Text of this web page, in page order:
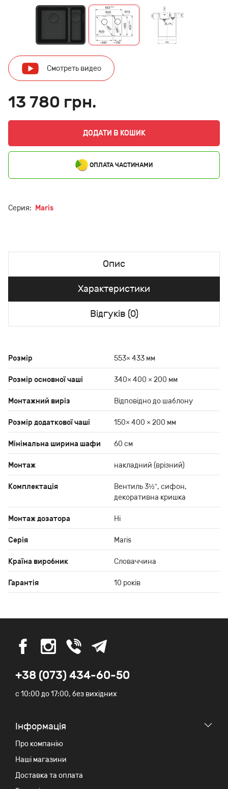
Смотреть видео
13 780 грн.
ДОДАТИ В КОШИК
ОПЛАТА ЧАСТИНАМИ
Серия: Maris
Опис
Характеристики
Відгуків (0)
Розмір 553× 433 мм
Розмір основної чаші 340× 400 × 200 мм
Монтажний виріз Відповідно до шаблону
Розмір додаткової чаші 150× 400 × 200 мм
Мінімальна ширина шафи 60 см
Монтаж накладний (врізний)
Комплектація
Вентиль 3½”, сифон,
декоративна кришка
Монтаж дозатора Ні
Серія Maris
Країна виробник Словаччина
Гарантія 10 років
+38 (073) 434-60-50
c 10:00 до 17:00, без вихідних
Iнформація
Про компанію
Наші магазини
Доставка та оплата